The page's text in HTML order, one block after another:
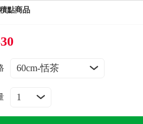
點商品